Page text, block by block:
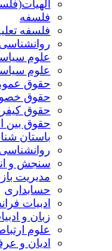
فلسفه
فلسفه
روانشناسی
علوم
علوم
حقوق
حقوق
حقوق
حقوق بین
باستان
روانشناسی
سنجش و
مدیریت
حسابداری
ادبیات
زبان و
علوم
ادیان و